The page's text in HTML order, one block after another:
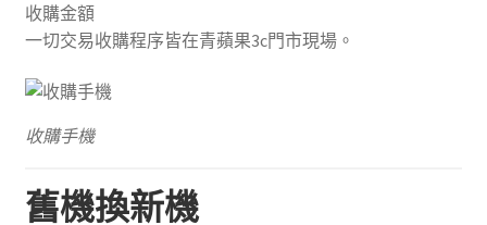
收購金額
一切交易收購程序皆在青蘋果3c門市現場。
收購手機
舊機換新機